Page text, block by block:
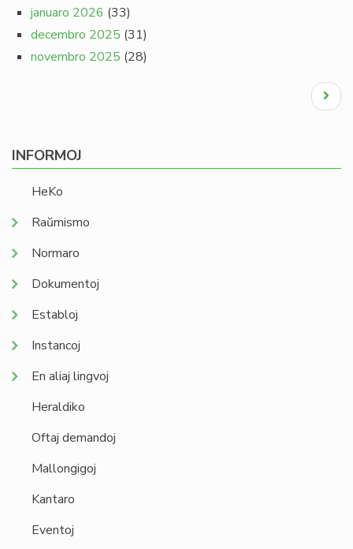
januaro 2026 (33)
decembro 2025 (31)
novembro 2025 (28)
Next
page
INFORMOJ
HeKo
Raŭmismo
Normaro
Dokumentoj
Establoj
Instancoj
En aliaj lingvoj
Heraldiko
Oftaj demandoj
Mallongigoj
Kantaro
Eventoj